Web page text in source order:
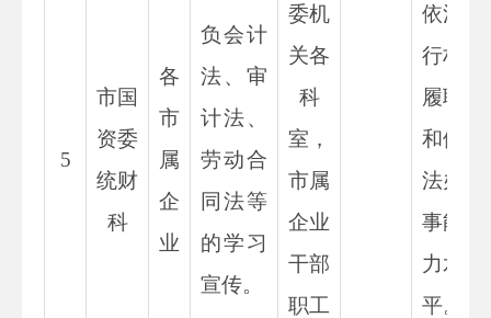
依法
行权
履职
和依
法办
事能
力水
平。
5
市国
资委
统财
科
各
市
属
企
业
负会计
法、审
计法、
劳动合
同法等
的学习
宣传。
委机
关各
科
室，
市属
企业
干部
职工